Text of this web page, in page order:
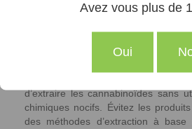
étant exemptés de THC.
5. Évaluez la Méthode d’Extraction
La méthode d’extraction est un
d’extraire les cannabinoïdes sans
chimiques nocifs. Évitez les
des méthodes d’extraction à
Avez vous plus de
Oui